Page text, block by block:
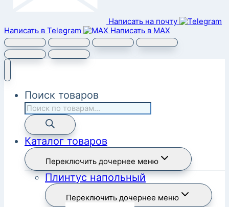
Написать на почту
Написать в Telegram
Написать в MAX
Поиск товаров
Каталог товаров
Переключить дочернее меню
Плинтус напольный
Переключить дочернее меню